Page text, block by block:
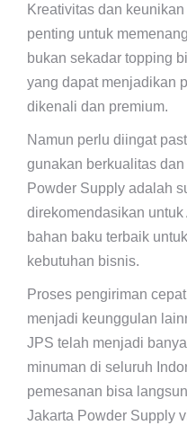
Kreativitas dan
penting untuk
bukan sekadar topping
yang dapat menjadikan
dikenali dan premium.
Namun perlu diingat
gunakan berkualitas
Powder Supply adalah
direkomendasikan
bahan baku terbaik
kebutuhan bisnis.
Proses pengiriman
menjadi keunggulan
JPS telah menjadi
minuman di seluruh
pemesanan bisa
Jakarta Powder Supply